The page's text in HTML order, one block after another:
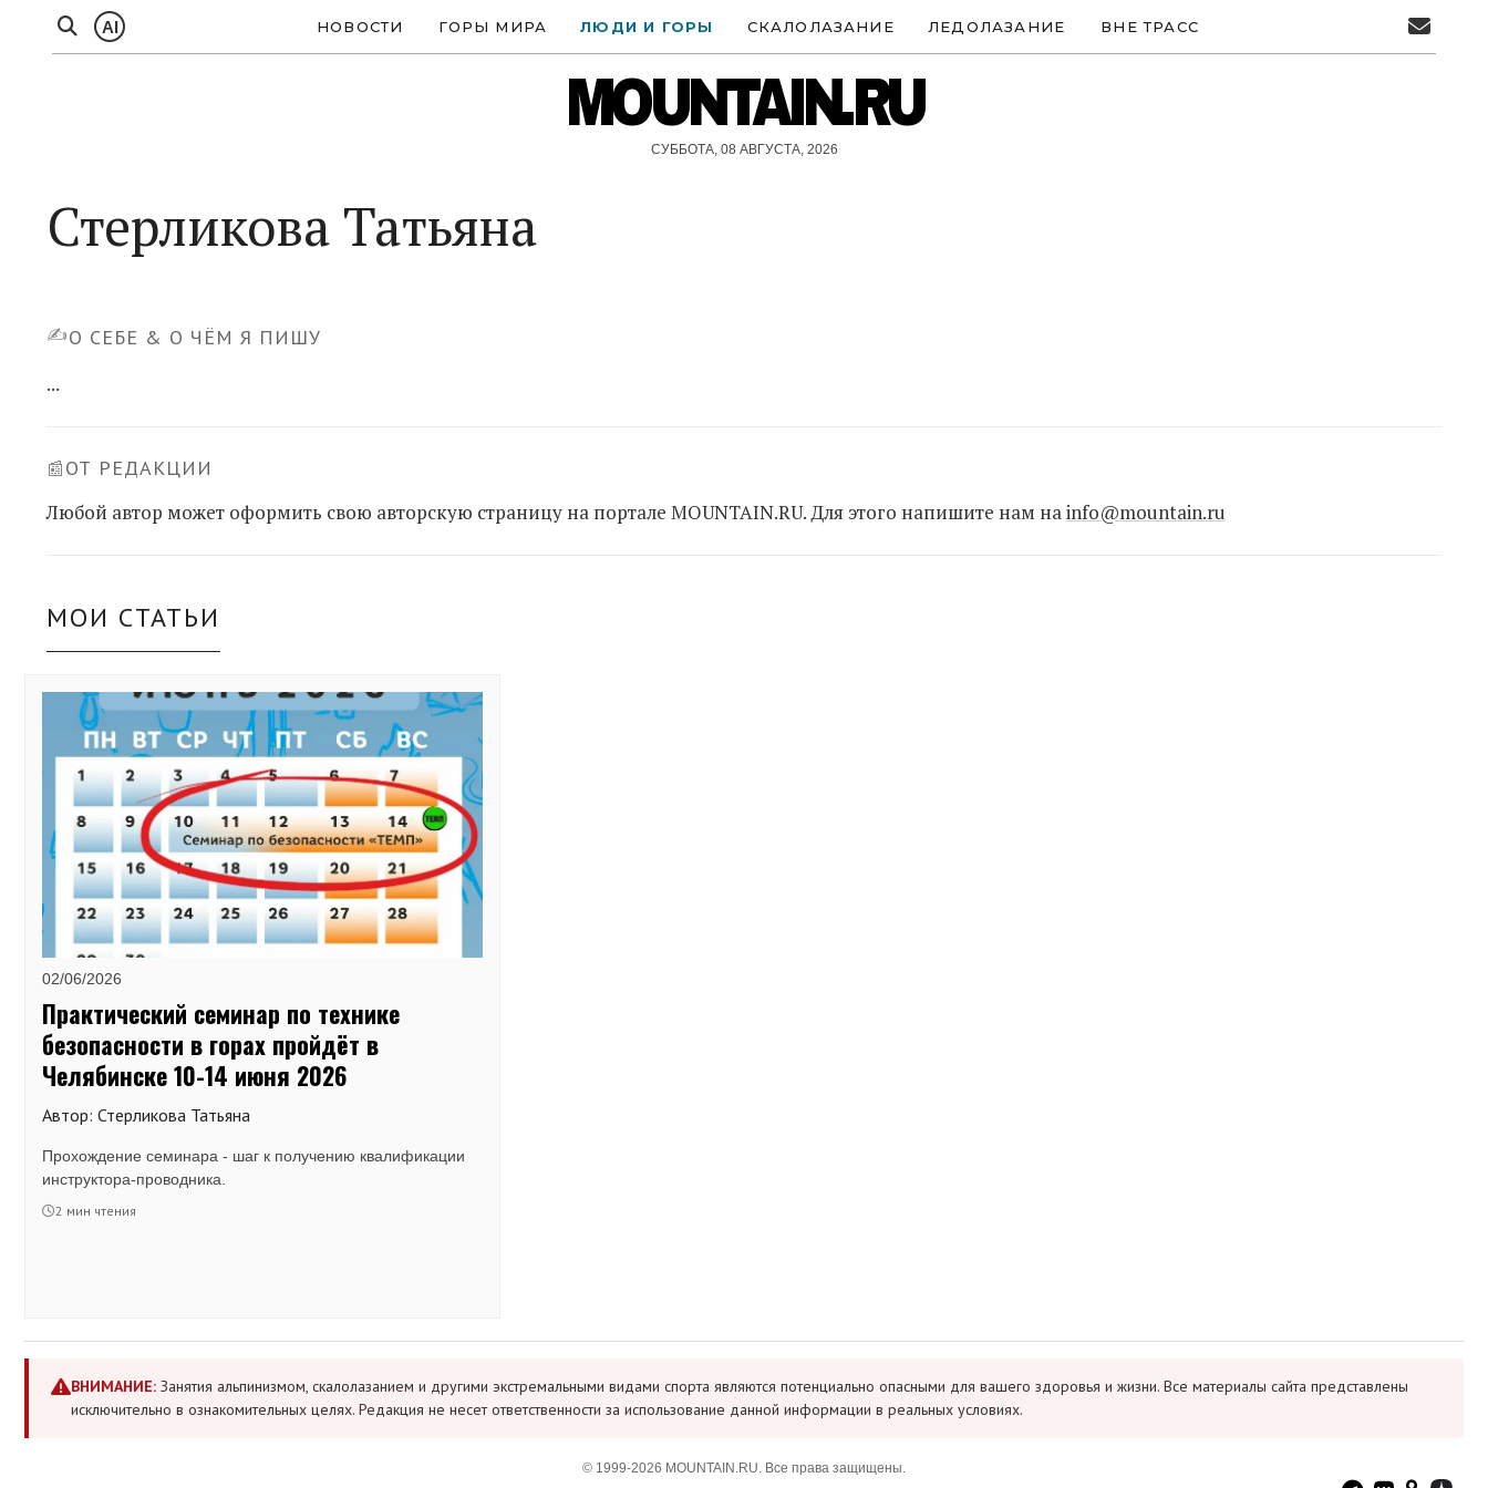
AI НОВОСТИ ГОРЫ МИРА ЛЮДИ И ГОРЫ СКАЛОЛАЗАНИЕ ЛЕДОЛАЗАНИЕ ВНЕ ТРАСС
MOUNTAIN.RU
СУББОТА, 08 АВГУСТА, 2026
Стерликова Татьяна
✍️О СЕБЕ & О ЧЁМ Я ПИШУ
...
📰 ОТ РЕДАКЦИИ
Любой автор может оформить свою авторскую страницу на портале MOUNTAIN.RU. Для этого напишите нам наinfo@mountain.ru
МОИ СТАТЬИ
02/06/2026
Практический семинар по технике
безопасности в горах пройдёт в
Челябинске 10-14 июня 2026
Автор: Стерликова Татьяна
Прохождение семинара - шаг к получению квалификации
инструктора-проводника.
2 мин чтения
ВНИМАНИЕ: Занятия альпинизмом, скалолазанием и другими экстремальными видами спорта являются потенциально опасными для вашего здоровья и жизни. Все материалы сайта представлены
исключительно в ознакомительных целях. Редакция не несет ответственности за использование данной информации в реальных условиях.
© 1999-2026 MOUNTAIN.RU. Все права защищены.